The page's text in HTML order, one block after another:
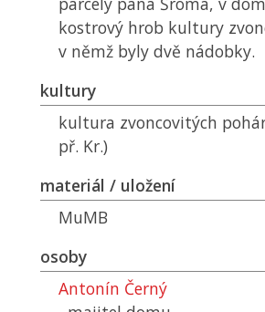
kostrový hrob kultury
v němž byly dvě nádobky.
kultury
kultura zvoncovitých
př. Kr.)
materiál / uložení
MuMB
osoby
Antonín Černý